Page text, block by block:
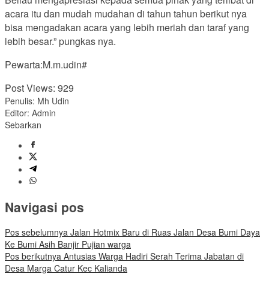
acara itu dan mudah mudahan di tahun tahun berikut nya
bisa mengadakan acara yang lebih meriah dan taraf yang
lebih besar.” pungkas nya.
Pewarta:M.m.udin#
Post Views: 929
Penulis: Mh Udin
Editor: Admin
Sebarkan
Navigasi pos
Pos sebelumnya Jalan Hotmix Baru di Ruas Jalan Desa Bumi Daya
Ke Bumi Asih Banjir Pujian warga
Pos berikutnya Antusias Warga Hadiri Serah Terima Jabatan di
Desa Marga Catur Kec Kalianda